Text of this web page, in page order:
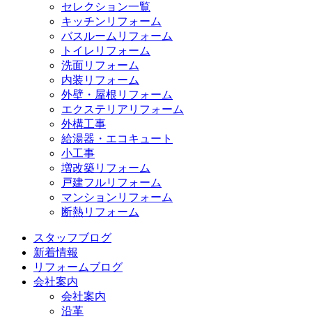
セレクション一覧
キッチンリフォーム
バスルームリフォーム
トイレリフォーム
洗面リフォーム
内装リフォーム
外壁・屋根リフォーム
エクステリアリフォーム
外構工事
給湯器・エコキュート
小工事
増改築リフォーム
戸建フルリフォーム
マンションリフォーム
断熱リフォーム
スタッフブログ
新着情報
リフォームブログ
会社案内
会社案内
沿革